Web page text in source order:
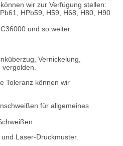
wir zur Verfügung stellen:
HPb59, H59, H68, H80, H90
und so weiter.
Vernickelung,
vergolden.
Toleranz können wir
für allgemeines
Laser-Druckmuster.